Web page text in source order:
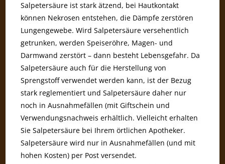
Salpetersäure ist stark ätzend, bei Hautkontakt
können Nekrosen entstehen, die Dämpfe zerstören
Lungengewebe. Wird Salpetersäure versehentlich
getrunken, werden Speiseröhre, Magen- und
Darmwand zerstört – dann besteht Lebensgefahr. Da
Salpetersäure auch für die Herstellung von
Sprengstoff verwendet werden kann, ist der Bezug
stark reglementiert und Salpetersäure daher nur
noch in Ausnahmefällen (mit Giftschein und
Verwendungsnachweis erhältlich. Vielleicht erhalten
Sie Salpetersäure bei Ihrem örtlichen Apotheker.
Salpetersäure wird nur in Ausnahmefällen (und mit
hohen Kosten) per Post versendet.